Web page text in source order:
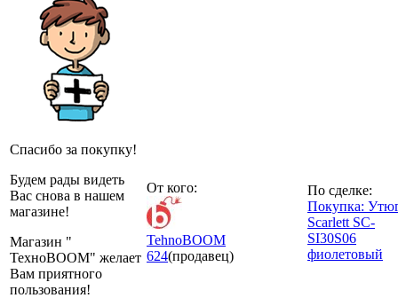
Спасибо за покупку!
Будем рады видеть
Вас снова в нашем
магазине!
Магазин "
ТехноBOOM" желает
Вам приятного
пользования!
От кого:
TehnoBOOM
624(продавец)
По сделке:
Покупка:
Scarlett SC-
SI30S06
фиолетовый